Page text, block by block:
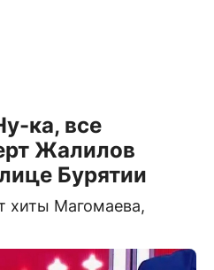
ка, все
Жалилов
Бурятии
хиты Магомаева,